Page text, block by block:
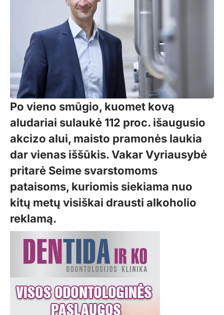
Po vieno smūgio, kuomet kovą
aludariai sulaukė 112 proc. išaugusio
akcizo alui, maisto pramonės laukia
dar vienas iššūkis. Vakar Vyriausybė
pritarė Seime svarstomoms
pataisoms, kuriomis siekiama nuo
kitų metų visiškai drausti alkoholio
reklamą.